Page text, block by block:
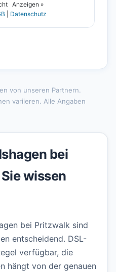
von unseren Partnern.
variieren. Alle Angaben
bei
wissen
bei Pritzwalk sind
entscheidend. DSL-
verfügbar, die
hängt von der genauen